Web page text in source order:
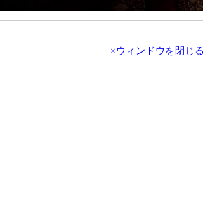
×ウィンドウを閉じる